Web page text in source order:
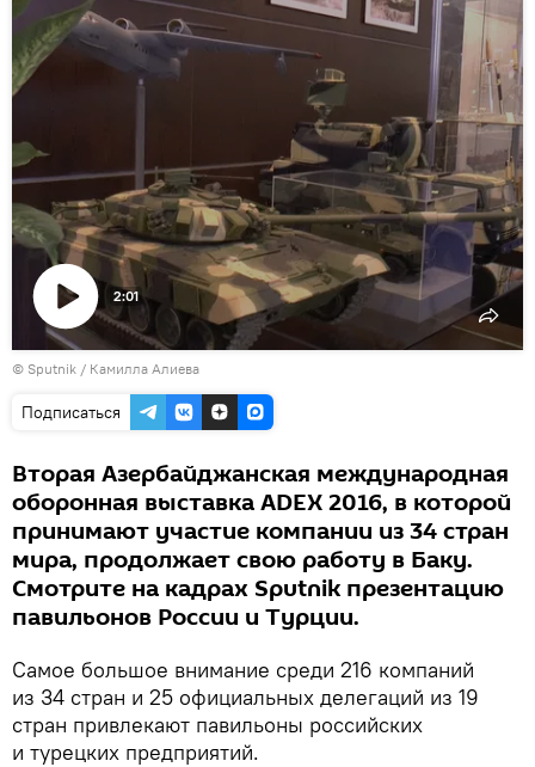
Воспроизвести
видео
2:01
© Sputnik / Камилла Алиева
Подписаться
Вторая Азербайджанская международная
оборонная выставка ADEX 2016, в которой
принимают участие компании из 34 стран
мира, продолжает свою работу в Баку.
Смотрите на кадрах Sputnik презентацию
павильонов России и Турции.
Самое большое внимание среди 216 компаний
из 34 стран и 25 официальных делегаций из 19
стран привлекают павильоны российских
и турецких предприятий.